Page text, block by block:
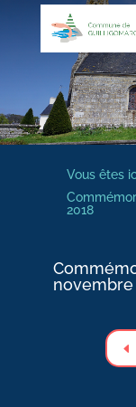
Vous êtes
2018
novembre